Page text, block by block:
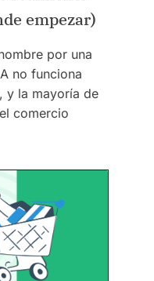
empezar)
por una
no funciona
y la mayoría de
comercio